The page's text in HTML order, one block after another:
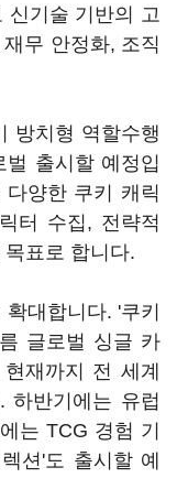
신기술 기반의 고
무 안정화, 조직
방치형 역할수행
출시할 예정입
양한 쿠키 캐릭
터 수집, 전략적
표로 합니다.
대합니다. '쿠키
글로벌 싱글 카
재까지 전 세계
하반기에는 유럽
는 TCG 경험 기
션'도 출시할 예